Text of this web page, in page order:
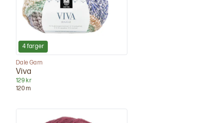
4farger
Dale Garn
Viva
129 kr
120m